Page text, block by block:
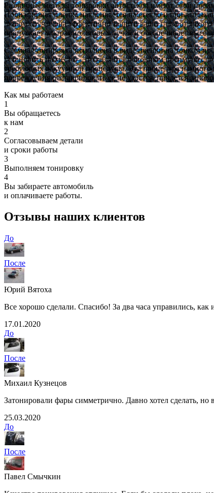
Различные методы тонировки автостекол имеют свои
Полиэфирная пленка наклеивается на стекло и при
любом случае она эффективно защити ваши глаза от
пропускает ультрафиолетовых лучей и обеспечивает
Съемная тонировка исполнена в виде пленки на тонком
установить на место – это является основным
требующих вакуумной процедуры. Эта процедура намного
повреждения реставрировать ее не удастся, придется
Как мы работаем
1
Вы обращаетесь
к нам
2
Согласовываем детали
и сроки работы
3
Выполняем тонировку
4
Вы забираете автомобиль
и оплачиваете работы.
Отзывы наших клиентов
До
После
Юрий Вятоха
Все хорошо сделали. Спасибо! За два часа управились,
17.01.2020
До
После
Михаил Кузнецов
Затонировали фары симметрично. Давно хотел сделать, но
25.03.2020
До
После
Павел Смычкин